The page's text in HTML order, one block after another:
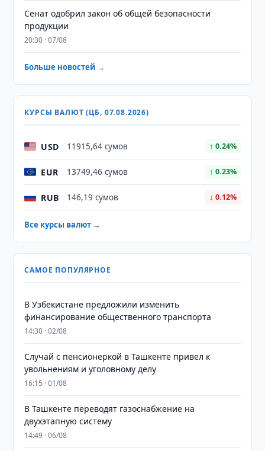
Сенат одобрил закон об общей безопасности
продукции
20:30 · 07/08
Больше новостей →
КУРСЫ ВАЛЮТ (ЦБ, 07.08.2026)
USD 11915,64 сумов ↑ 0.24%
EUR 13749,46 сумов ↑ 0.23%
RUB 146,19 сумов ↓ 0.12%
Все курсы валют →
САМОЕ ПОПУЛЯРНОЕ
В Узбекистане предложили изменить
финансирование общественного транспорта
14:30 · 02/08
Случай с пенсионеркой в Ташкенте привел к
увольнениям и уголовному делу
16:15 · 01/08
В Ташкенте переводят газоснабжение на
двухэтапную систему
14:49 · 06/08